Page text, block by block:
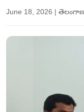
June 18, 2026 |